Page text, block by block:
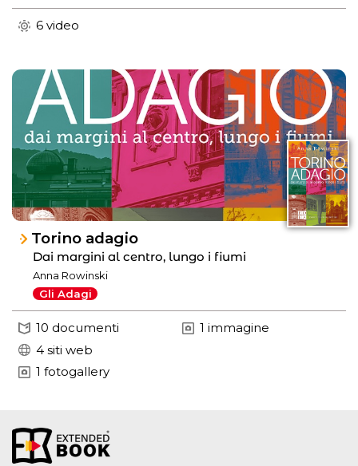
6 video
Torino adagio
Dai margini al centro, lungo i fiumi
Anna Rowinski
Gli Adagi
10 documenti
4 siti web
1 fotogallery
1 immagine